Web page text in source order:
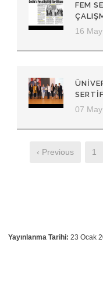
FEM
16
07
‹ Previous 1
Yayınlanma Tarihi: 23 Ocak